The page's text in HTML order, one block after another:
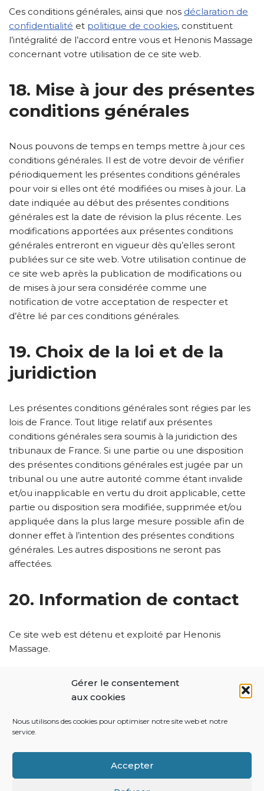
Gérer le consentement
aux cookies
Nous utilisons des cookies pour optimiser notre site web et notre
service.
Accepter
Ces conditions générales, ainsi que nos déclaration de
confidentialité et politique de cookies, constituent
l’intégralité de l’accord entre vous et Henonis Massage
concernant votre utilisation de ce site web.
18. Mise à jour des présentes
conditions générales
Nous pouvons de temps en temps mettre à jour ces
conditions générales. Il est de votre devoir de vérifier
périodiquement les présentes conditions générales
pour voir si elles ont été modifiées ou mises à jour. La
date indiquée au début des présentes conditions
générales est la date de révision la plus récente. Les
modifications apportées aux présentes conditions
générales entreront en vigueur dès qu’elles seront
publiées sur ce site web. Votre utilisation continue de
ce site web après la publication de modifications ou
de mises à jour sera considérée comme une
notification de votre acceptation de respecter et
d’être lié par ces conditions générales.
19. Choix de la loi et de la
juridiction
Les présentes conditions générales sont régies par les
lois de France. Tout litige relatif aux présentes
conditions générales sera soumis à la juridiction des
tribunaux de France. Si une partie ou une disposition
des présentes conditions générales est jugée par un
tribunal ou une autre autorité comme étant invalide
et/ou inapplicable en vertu du droit applicable, cette
partie ou disposition sera modifiée, supprimée et/ou
appliquée dans la plus large mesure possible afin de
donner effet à l’intention des présentes conditions
générales. Les autres dispositions ne seront pas
affectées.
20. Information de contact
Ce site web est détenu et exploité par Henonis
Massage.
Vous pouvez nous contacter au sujet des présentes
conditions générales en nous écrivant ou en nous
sandrine@henonis-massage-pau.fr
4, Rue de Segure - 64000 - PAU
21. Téléchargement